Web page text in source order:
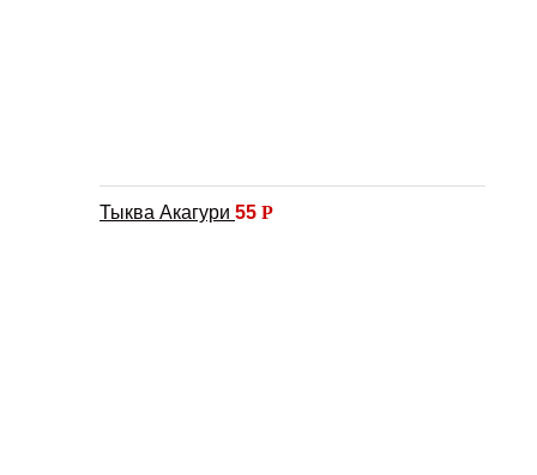
Тыква Акагури 55 Р